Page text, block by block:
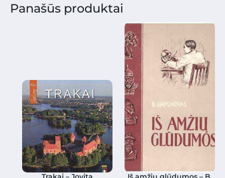
Panašūs produktai